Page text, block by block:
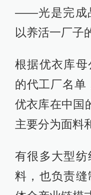
——光是完成
以养活一厂子
根据优衣库
的代工厂名单
优衣库在中国
主要分为面料
有很多大型
料，也负责